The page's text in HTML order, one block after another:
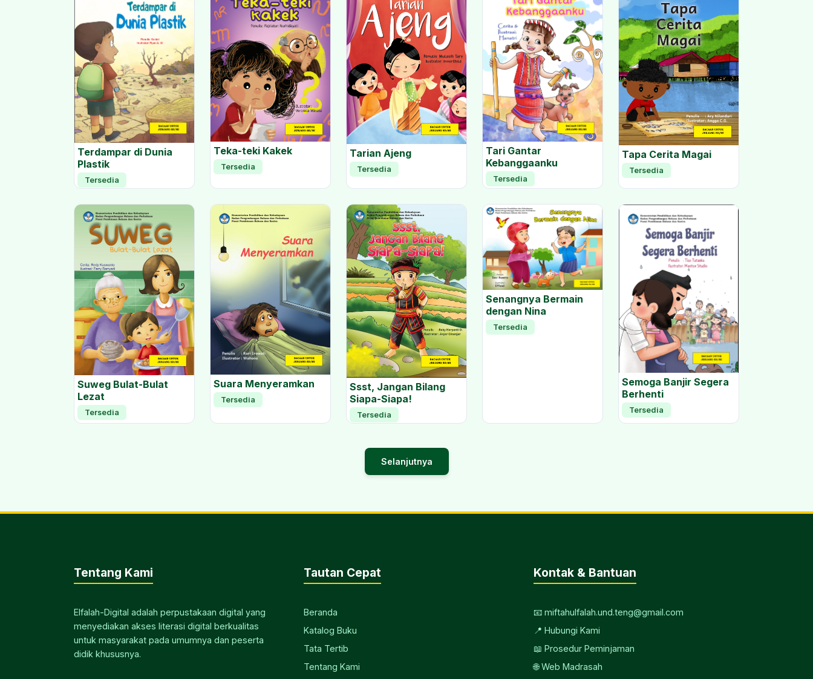
Terdampar di Dunia
Plastik
Tersedia
Teka-teki Kakek
Tersedia
Tarian Ajeng
Tersedia
Tari Gantar
Kebanggaanku
Tersedia
Tapa Cerita Magai
Tersedia
Suweg Bulat-Bulat
Lezat
Tersedia
Suara Menyeramkan
Tersedia
Ssst, Jangan Bilang
Siapa-Siapa!
Tersedia
Senangnya Bermain
dengan Nina
Tersedia
Semoga Banjir Segera
Berhenti
Tersedia
Selanjutnya
Tentang Kami
Elfalah-Digital adalah perpustakaan digital yang
menyediakan akses literasi digital berkualitas
untuk masyarakat pada umumnya dan peserta
didik khususnya.
Tautan Cepat
Beranda
Katalog Buku
Tata Tertib
Tentang Kami
Kontak & Bantuan
📧 miftahulfalah.und.teng@gmail.com
📍 Hubungi Kami
📖 Prosedur Peminjaman
🌐 Web Madrasah